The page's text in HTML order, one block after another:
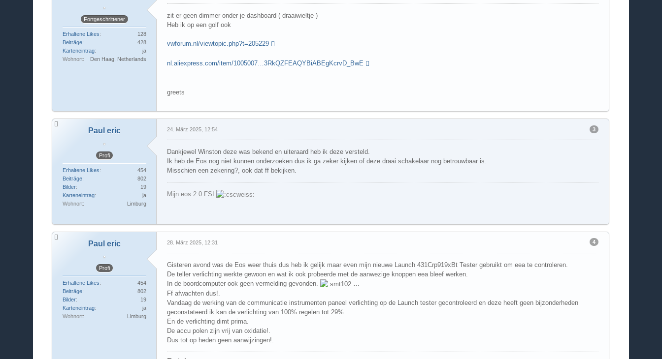
Fortgeschrittener
Erhaltene Likes
128
Beiträge
428
Karteneintrag
ja
Wohnort
Den Haag, Netherlands
zit er geen dimmer onder je dashboard ( draaiwieltje )
Heb ik op een golf ook
vwforum.nl/viewtopic.php?t=205229
nl.aliexpress.com/item/1005007…3RkQZFEAQYBiABEgKcrvD_BwE
greets
Paul eric
Profi
Erhaltene Likes
454
Beiträge
802
Bilder
19
Karteneintrag
ja
Wohnort
Limburg
3
24. März 2025, 12:54
Dankjewel Winston deze was bekend en uiteraard heb ik deze versteld.
Ik heb de Eos nog niet kunnen onderzoeken dus ik ga zeker kijken of deze draai schakelaar nog betrouwbaar is.
Misschien een zekering?, ook dat ff bekijken.
Mijn eos 2.0 FSI
Paul eric
Profi
Erhaltene Likes
454
Beiträge
802
Bilder
19
Karteneintrag
ja
Wohnort
Limburg
4
28. März 2025, 12:31
Gisteren avond was de Eos weer thuis dus heb ik gelijk maar even mijn nieuwe Launch 431Crp919xBt Tester gebruikt om eea te controleren.
De teller verlichting werkte gewoon en wat ik ook probeerde met de aanwezige knoppen eea bleef werken.
In de boordcomputer ook geen vermelding gevonden.
Ff afwachten dus!.
Vandaag de werking van de communicatie instrumenten paneel verlichting op de Launch tester gecontroleerd en deze heeft geen bijzonderheden
geconstateerd ik kan de verlichting van 100% regelen tot 29% .
En de verlichting dimt prima.
De accu polen zijn vrij van oxidatie!.
Dus tot op heden geen aanwijzingen!.